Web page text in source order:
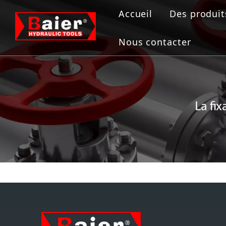
Accueil Des
Outils de
Vérin
Pompe
Extracteur
Outil de
Nous contacter